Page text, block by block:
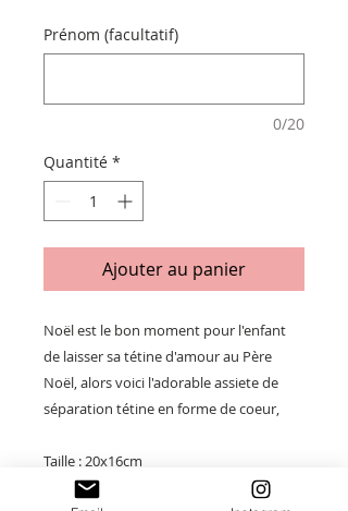
Prénom (facultatif)
0/20
Quantité *
Ajouter au panier
Noël est le bon moment pour l'enfant
de laisser sa tétine d'amour au Père
Noël, alors voici l'adorable assiete de
séparation tétine en forme de coeur,
Taille : 20x16cm